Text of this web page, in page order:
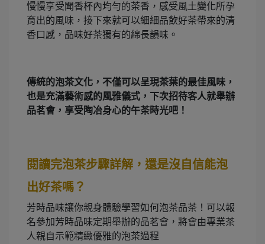
慢慢享受聞香杯內均勻的茶香，感受風土變化所孕
育出的風味，接下來就可以細細品飲好茶帶來的清
香口感，品味好茶獨有的綿長韻味。
傳統的泡茶文化，不僅可以呈現茶葉的最佳風味，
也是充滿藝術感的風雅儀式，下次招待客人就舉辦
品茗會，享受陶冶身心的午茶時光吧！
閱讀完泡茶步驟詳解，還是沒自信能泡
出好茶嗎？
芳時品味讓你親身體驗學習如何泡茶品茶！可以報
名參加芳時品味定期舉辦的品茗會，將會由專業茶
人親自示範精緻優雅的泡茶過程